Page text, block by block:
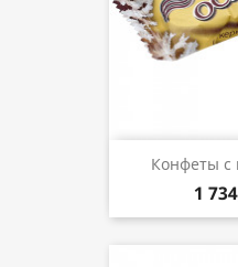
Конфеты с
1